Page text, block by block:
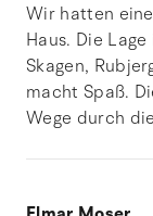
Wir hatten
Haus. Die
Skagen,
macht Spaß.
Wege durch